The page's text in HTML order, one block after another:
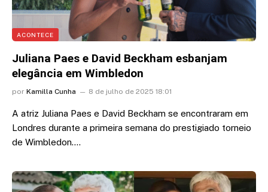
ACONTECE
Juliana Paes e David Beckham esbanjam
elegância em Wimbledon
por Kamilla Cunha 8 de julho de 2025 18:01
A atriz Juliana Paes e David Beckham se encontraram em
Londres durante a primeira semana do prestigiado torneio
de Wimbledon.…